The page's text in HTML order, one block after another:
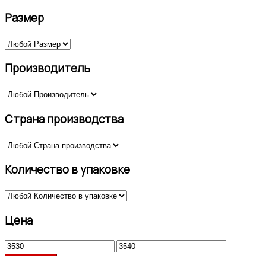
Размер
Производитель
Страна производства
Количество в упаковке
Цена
Минимальная
Максимальная